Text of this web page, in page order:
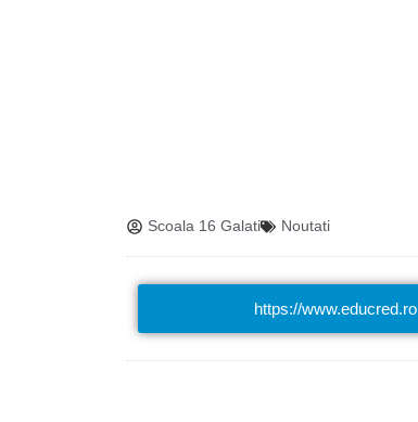
Scoala 16 Galati Noutati
https://www.educred.ro